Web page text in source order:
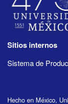
Sitios internos
Sistema de
Hecho en México,